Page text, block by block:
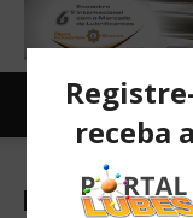
Newsletter Lubrificantes